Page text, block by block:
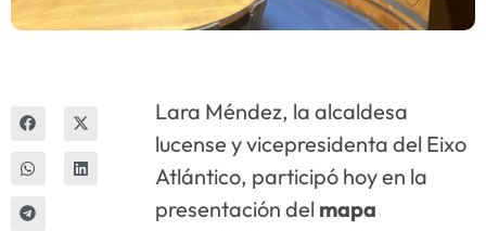
Lara Méndez, la alcaldesa
lucense y vicepresidenta del Eixo
Atlántico, participó hoy en la
presentación del mapa